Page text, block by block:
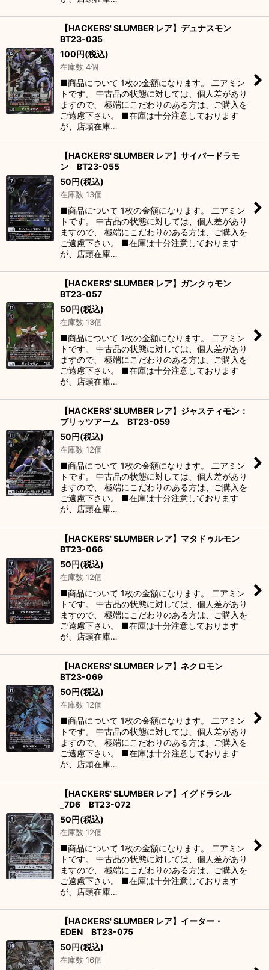
【HACKERS' SLUMBER レア】デュナスモン
BT23-035
100円(税込)
在庫数 4個
■商品について 1枚の金額になります。 二アミン
トです。 中古品の状態に対しては、個人差があり
ますので、 極端にこだわりのある方は、ご購入を
ご遠慮下さい。 ■在庫は十分注意しております
が、店頭在庫…
【HACKERS' SLUMBER レア】サイバードラモ
ン BT23-055
50円(税込)
在庫数 13個
■商品について 1枚の金額になります。 二アミン
トです。 中古品の状態に対しては、個人差があり
ますので、 極端にこだわりのある方は、ご購入を
ご遠慮下さい。 ■在庫は十分注意しております
が、店頭在庫…
【HACKERS' SLUMBER レア】ガンクゥモン
BT23-057
50円(税込)
在庫数 13個
■商品について 1枚の金額になります。 二アミン
トです。 中古品の状態に対しては、個人差があり
ますので、 極端にこだわりのある方は、ご購入を
ご遠慮下さい。 ■在庫は十分注意しております
が、店頭在庫…
【HACKERS' SLUMBER レア】ジャスティモン：
ブリッツアーム BT23-059
50円(税込)
在庫数 12個
■商品について 1枚の金額になります。 二アミン
トです。 中古品の状態に対しては、個人差があり
ますので、 極端にこだわりのある方は、ご購入を
ご遠慮下さい。 ■在庫は十分注意しております
が、店頭在庫…
【HACKERS' SLUMBER レア】マタドゥルモン
BT23-066
50円(税込)
在庫数 12個
■商品について 1枚の金額になります。 二アミン
トです。 中古品の状態に対しては、個人差があり
ますので、 極端にこだわりのある方は、ご購入を
ご遠慮下さい。 ■在庫は十分注意しております
が、店頭在庫…
【HACKERS' SLUMBER レア】ネクロモン
BT23-069
50円(税込)
在庫数 12個
■商品について 1枚の金額になります。 二アミン
トです。 中古品の状態に対しては、個人差があり
ますので、 極端にこだわりのある方は、ご購入を
ご遠慮下さい。 ■在庫は十分注意しております
が、店頭在庫…
【HACKERS' SLUMBER レア】イグドラシル
_7D6 BT23-072
50円(税込)
在庫数 12個
■商品について 1枚の金額になります。 二アミン
トです。 中古品の状態に対しては、個人差があり
ますので、 極端にこだわりのある方は、ご購入を
ご遠慮下さい。 ■在庫は十分注意しております
が、店頭在庫…
【HACKERS' SLUMBER レア】イーター・
EDEN BT23-075
50円(税込)
在庫数 16個